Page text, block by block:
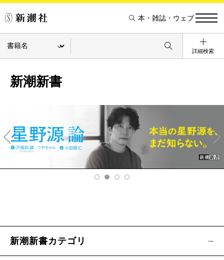
本・雑誌・ウェブ
詳細検索
新潮新書
v
Ne
xt
新潮新書カテゴリ